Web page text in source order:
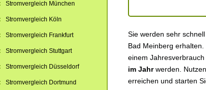
Sie werden sehr
Bad Meinberg
einem
im Jahrwerden.
erreichen und starten
Stromvergleich München
Stromvergleich Köln
Stromvergleich Frankfurt
Stromvergleich Stuttgart
Stromvergleich Düsseldorf
Stromvergleich Dortmund